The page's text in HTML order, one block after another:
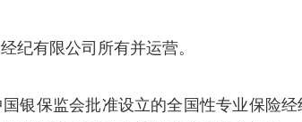
纪有限公司所有并运营。
银保监会批准设立的全国性专业保险